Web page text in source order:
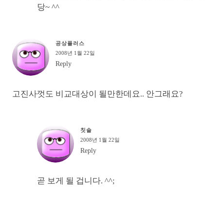
당~ ^^
공상플러스
2008년 1월 22일
Reply
고진사껏도 비교대상이 될만한데요.. 안그래요?
칫솔
2008년 1월 22일
Reply
곧 보게 될 겁니다. ^^;